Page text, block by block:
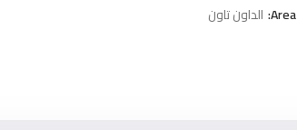
Area: الداون تاون